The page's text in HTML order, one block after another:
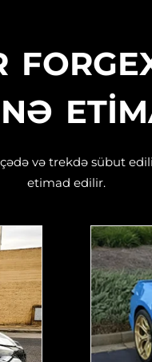
və trekdə sübut
etimad edilir.